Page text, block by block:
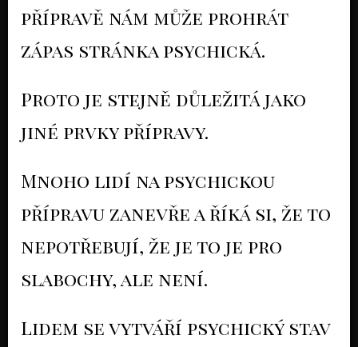
přípravě nám může prohrát
zápas stránka psychická.
Proto je stejně důležitá jako
jiné prvky přípravy.
Mnoho lidí na psychickou
přípravu zanevře a říká si, že to
nepotřebují, že je to je pro
slabochy, ale není.
Lidem se vytváří psychický stav